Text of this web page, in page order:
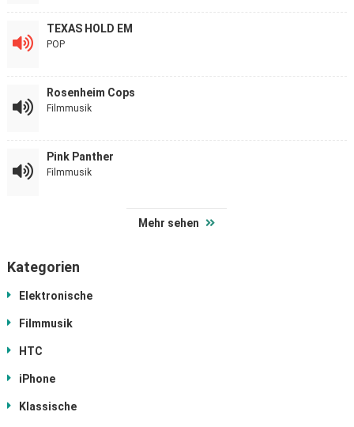
TEXAS HOLD EM
POP
Rosenheim Cops
Filmmusik
Pink Panther
Filmmusik
Mehr sehen
Kategorien
Elektronische
Filmmusik
HTC
iPhone
Klassische